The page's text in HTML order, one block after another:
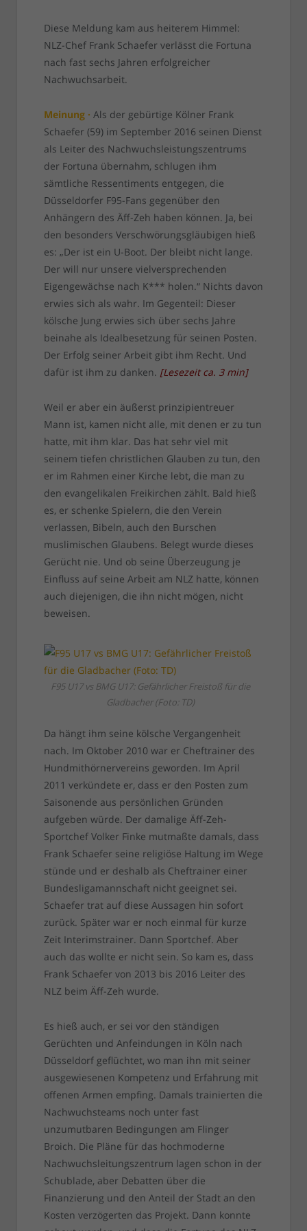
Diese Meldung kam aus heiterem Himmel:
NLZ-Chef Frank Schaefer verlässt die Fortuna
nach fast sechs Jahren erfolgreicher
Nachwuchsarbeit.
Meinung · Als der gebürtige Kölner Frank
Schaefer (59) im September 2016 seinen Dienst
als Leiter des Nachwuchsleistungszentrums
der Fortuna übernahm, schlugen ihm
sämtliche Ressentiments entgegen, die
Düsseldorfer F95-Fans gegenüber den
Anhängern des Äff-Zeh haben können. Ja, bei
den besonders Verschwörungsgläubigen hieß
es: „Der ist ein U-Boot. Der bleibt nicht lange.
Der will nur unsere vielversprechenden
Eigengewächse nach K*** holen.“ Nichts davon
erwies sich als wahr. Im Gegenteil: Dieser
kölsche Jung erwies sich über sechs Jahre
beinahe als Idealbesetzung für seinen Posten.
Der Erfolg seiner Arbeit gibt ihm Recht. Und
dafür ist ihm zu danken. [Lesezeit ca. 3 min]
Weil er aber ein äußerst prinzipientreuer
Mann ist, kamen nicht alle, mit denen er zu tun
hatte, mit ihm klar. Das hat sehr viel mit
seinem tiefen christlichen Glauben zu tun, den
er im Rahmen einer Kirche lebt, die man zu
den evangelikalen Freikirchen zählt. Bald hieß
es, er schenke Spielern, die den Verein
verlassen, Bibeln, auch den Burschen
muslimischen Glaubens. Belegt wurde dieses
Gerücht nie. Und ob seine Überzeugung je
Einfluss auf seine Arbeit am NLZ hatte, können
auch diejenigen, die ihn nicht mögen, nicht
beweisen.
F95 U17 vs BMG U17: Gefährlicher Freistoß für die
Gladbacher (Foto: TD)
Da hängt ihm seine kölsche Vergangenheit
nach. Im Oktober 2010 war er Cheftrainer des
Hundmithörnervereins geworden. Im April
2011 verkündete er, dass er den Posten zum
Saisonende aus persönlichen Gründen
aufgeben würde. Der damalige Äff-Zeh-
Sportchef Volker Finke mutmaßte damals, dass
Frank Schaefer seine religiöse Haltung im Wege
stünde und er deshalb als Cheftrainer einer
Bundesligamannschaft nicht geeignet sei.
Schaefer trat auf diese Aussagen hin sofort
zurück. Später war er noch einmal für kurze
Zeit Interimstrainer. Dann Sportchef. Aber
auch das wollte er nicht sein. So kam es, dass
Frank Schaefer von 2013 bis 2016 Leiter des
NLZ beim Äff-Zeh wurde.
Es hieß auch, er sei vor den ständigen
Gerüchten und Anfeindungen in Köln nach
Düsseldorf geflüchtet, wo man ihn mit seiner
ausgewiesenen Kompetenz und Erfahrung mit
offenen Armen empfing. Damals trainierten die
Nachwuchsteams noch unter fast
unzumutbaren Bedingungen am Flinger
Broich. Die Pläne für das hochmoderne
Nachwuchsleitungszentrum lagen schon in der
Schublade, aber Debatten über die
Finanzierung und den Anteil der Stadt an den
Kosten verzögerten das Projekt. Dann konnte